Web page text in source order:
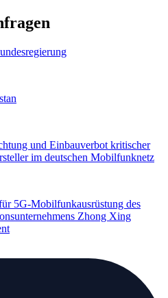
und Einbauverbot kritischer
im deutschen Mobilfunknetz
5G-Mobilfunkausrüstung des
Zhong Xing